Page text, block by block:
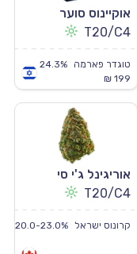
אוקיינוס סוער
T20/C4
טוגדר פארמה
24.3%
199 ₪
אוריגינל ג'י סי
T20/C4
קרונוס ישראל 20.0-23.0%